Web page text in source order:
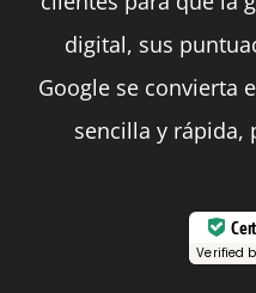
digital, sus
Google se convierta
sencilla y rápida,
Verified